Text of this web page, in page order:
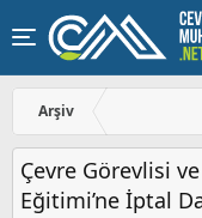
Arşiv
Çevre Görevlisi
Eğitimi’ne İptal